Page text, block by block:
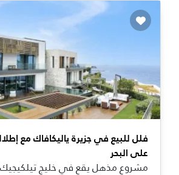
Recommended
فلل للبيع في جزيرة ياليكافاك مع
على البحر
مشروع مذهل يقع في خليج تيلكيجيك